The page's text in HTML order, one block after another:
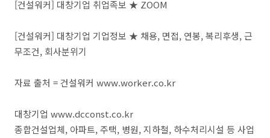
[건설워커] 대창기업 취업족보 ★ ZOOM
[건설워커] 대창기업 기업정보 ★ 채용, 면접, 연봉, 복리후생, 근
무조건, 회사분위기
자료 출처 = 건설워커 www.worker.co.kr
대창기업 www.dcconst.co.kr
종합건설업체, 아파트, 주택, 병원, 지하철, 하수처리시설 등 사업